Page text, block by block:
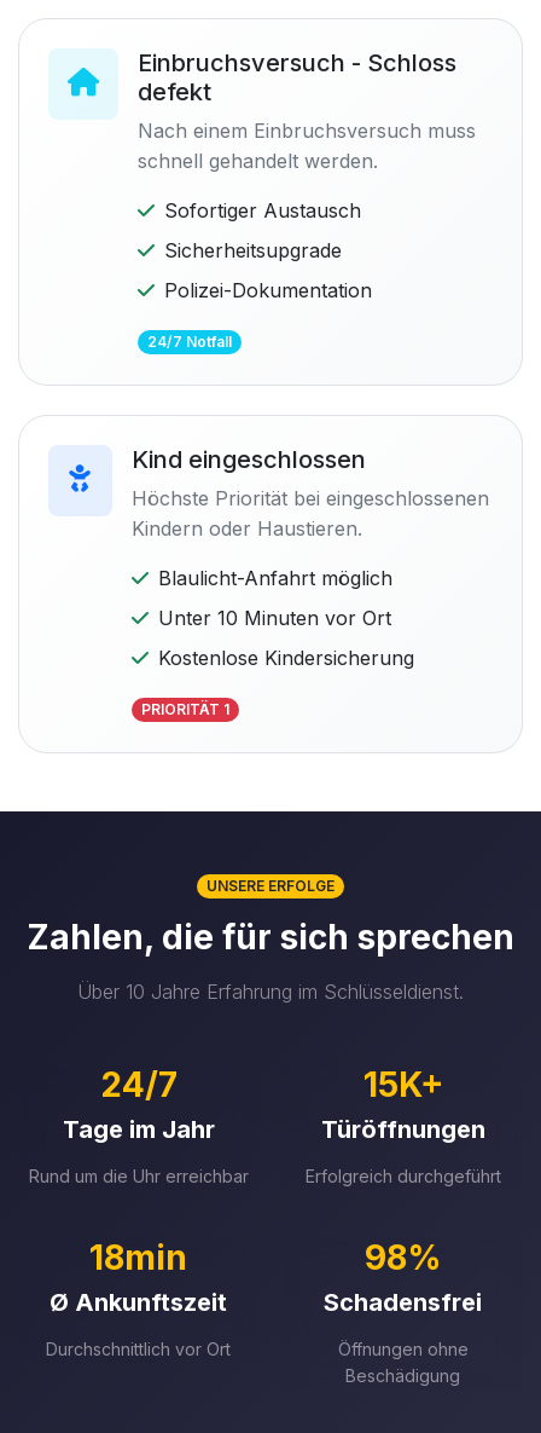
Einbruchsversuch - Schloss
defekt
Nach einem Einbruchsversuch muss
schnell gehandelt werden.
Sofortiger Austausch
Sicherheitsupgrade
Polizei-Dokumentation
24/7 Notfall
Kind eingeschlossen
Höchste Priorität bei eingeschlossenen
Kindern oder Haustieren.
Blaulicht-Anfahrt möglich
Unter 10 Minuten vor Ort
Kostenlose Kindersicherung
PRIORITÄT 1
UNSERE ERFOLGE
Zahlen, die für sich sprechen
Über 10 Jahre Erfahrung im Schlüsseldienst.
24/7
Tage im Jahr
Rund um die Uhr erreichbar
15K+
Türöffnungen
Erfolgreich durchgeführt
18min
Ø Ankunftszeit
Durchschnittlich vor Ort
98%
Schadensfrei
Öffnungen ohne
Beschädigung